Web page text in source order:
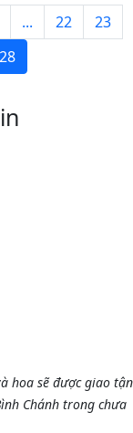
... 22
23
28
hoa sẽ được giao tận
Chánh trong chưa